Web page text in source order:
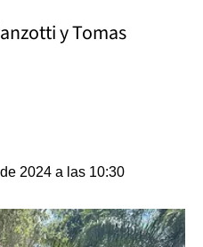
y Tomas
2024 a las 10:30